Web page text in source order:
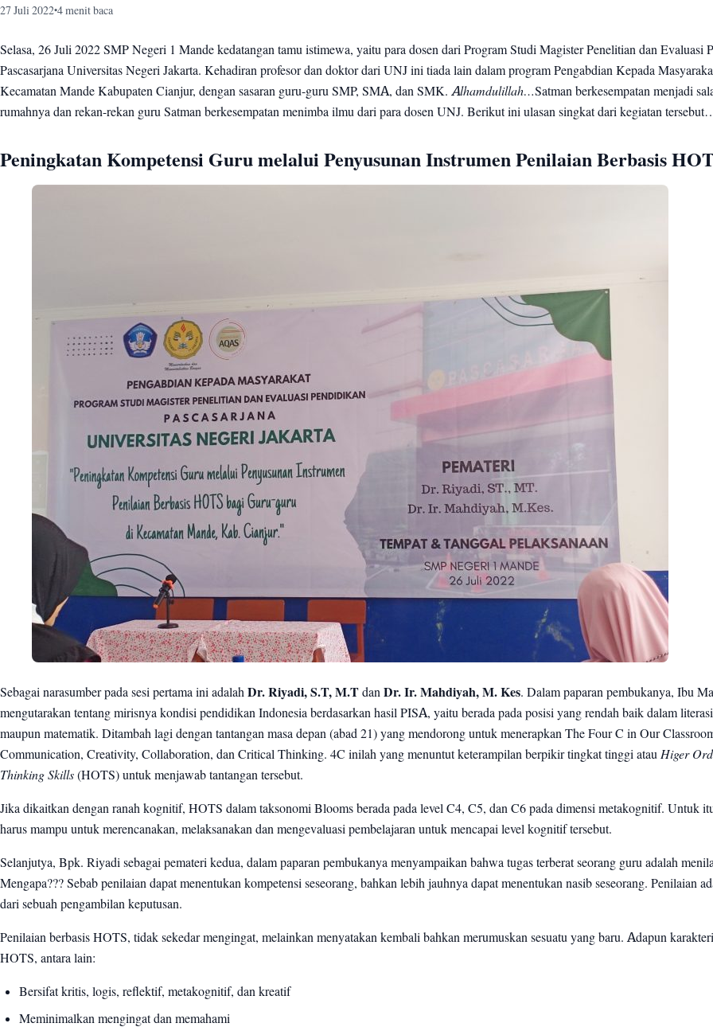
27 Juli 2022•4 menit baca
Selasa, 26 Juli 2022 SMP Negeri 1 Mande kedatangan tamu istimewa, yaitu para dosen dari Program Studi Magister Penelitian dan Evaluasi
Pascasarjana Universitas Negeri Jakarta. Kehadiran profesor dan doktor dari UNJ ini tiada lain dalam program Pengabdian Kepada
Kecamatan Mande Kabupaten Cianjur, dengan sasaran guru-guru SMP, SMA, dan SMK. Alhamdulillah…Satman berkesempatan menjadi
rumahnya dan rekan-rekan guru Satman berkesempatan menimba ilmu dari para dosen UNJ. Berikut ini ulasan singkat dari kegiatan
Peningkatan Kompetensi Guru melalui Penyusunan Instrumen Penilaian Berbasis
Sebagai narasumber pada sesi pertama ini adalah Dr. Riyadi, S.T, M.T dan Dr. Ir. Mahdiyah, M. Kes. Dalam paparan pembukanya, Ibu
mengutarakan tentang mirisnya kondisi pendidikan Indonesia berdasarkan hasil PISA, yaitu berada pada posisi yang rendah baik dalam
maupun matematik. Ditambah lagi dengan tantangan masa depan (abad 21) yang mendorong untuk menerapkan The Four C in Our
Communication, Creativity, Collaboration, dan Critical Thinking. 4C inilah yang menuntut keterampilan berpikir tingkat tinggi atau Higer
Thinking Skills (HOTS) untuk menjawab tantangan tersebut.
Jika dikaitkan dengan ranah kognitif, HOTS dalam taksonomi Blooms berada pada level C4, C5, dan C6 pada dimensi metakognitif. Untuk
harus mampu untuk merencanakan, melaksanakan dan mengevaluasi pembelajaran untuk mencapai level kognitif tersebut.
Selanjutya, Bpk. Riyadi sebagai pemateri kedua, dalam paparan pembukanya menyampaikan bahwa tugas terberat seorang guru adalah
Mengapa??? Sebab penilaian dapat menentukan kompetensi seseorang, bahkan lebih jauhnya dapat menentukan nasib seseorang. Penilaian
dari sebuah pengambilan keputusan.
Penilaian berbasis HOTS, tidak sekedar mengingat, melainkan menyatakan kembali bahkan merumuskan sesuatu yang baru. Adapun
HOTS, antara lain:
Bersifat kritis, logis, reflektif, metakognitif, dan kreatif
Meminimalkan mengingat dan memahami